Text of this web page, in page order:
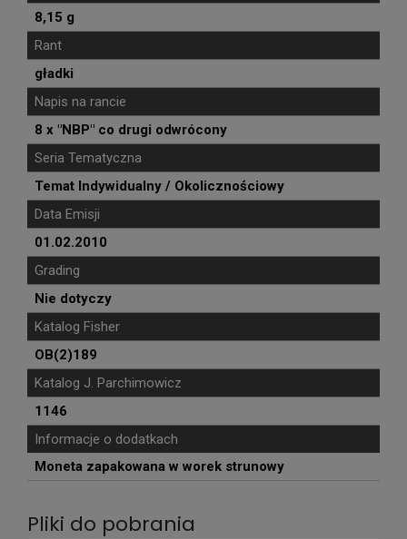
8,15 g
Rant
gładki
Napis na rancie
8 x "NBP" co drugi odwrócony
Seria Tematyczna
Temat Indywidualny / Okolicznościowy
Data Emisji
01.02.2010
Grading
Nie dotyczy
Katalog Fisher
OB(2)189
Katalog J. Parchimowicz
1146
Informacje o dodatkach
Moneta zapakowana w worek strunowy
Pliki do pobrania